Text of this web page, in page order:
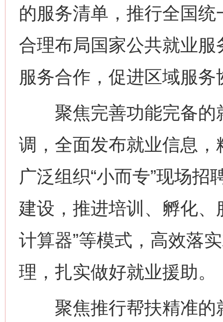
的服务清单，推行全国
合理布局国家公共就业
服务合作，促进区域服务
聚焦完善功能完备的
调，全面发布就业信息
广泛组织“小而专”现场
建设，推进培训、孵化、
计算器”等模式，高效落
理，扎实做好就业援助。
聚焦推行帮扶精准的